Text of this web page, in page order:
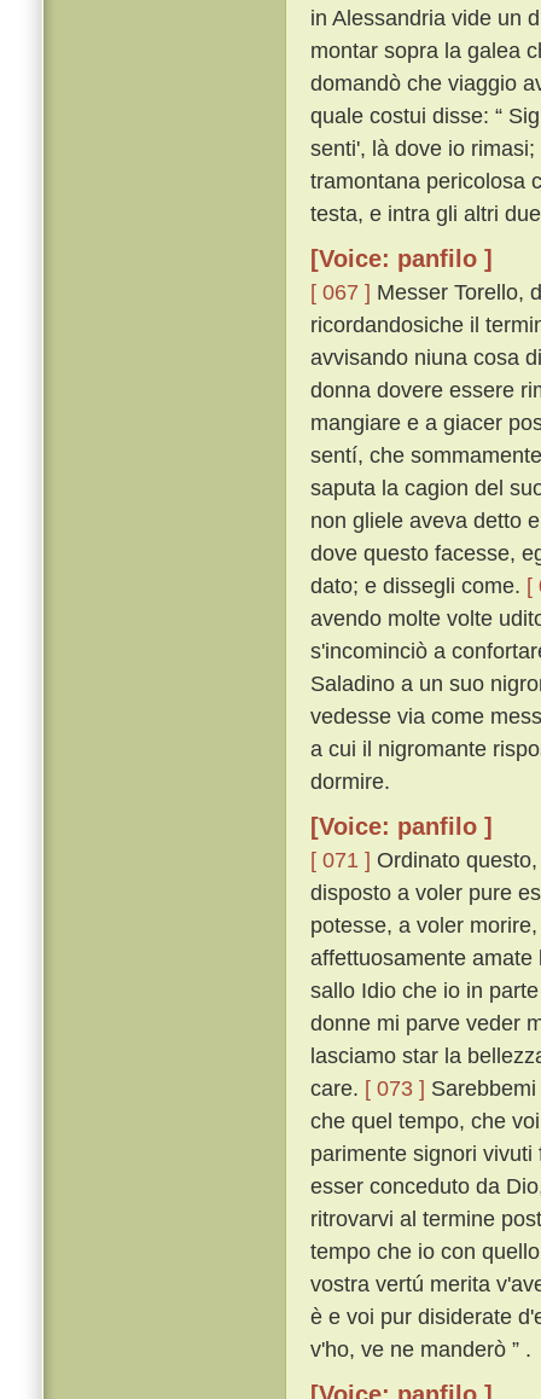
in Alessandria vide un
montar sopra la galea
domandò che viaggio
quale costui disse: “
senti', là dove io
tramontana pericolosa
testa, e intra gli altri
[Voice: panfilo ]
[ 067 ] Messer Torello,
ricordandosiche il
avvisando niuna cosa
donna dovere essere
mangiare e a giacer
sentí, che
saputa la cagion del
non gliele aveva detto
dove questo facesse,
dato; e dissegli come. [
avendo molte volte
s'incominciò a
Saladino a un suo
vedesse via come
a cui il nigromante
dormire.
[Voice: panfilo ]
[ 071 ] Ordinato
disposto a voler pure
potesse, a voler
affettuosamente
sallo Idio che io in
donne mi parve veder
lasciamo star la
care. [ 073 ]
che quel tempo, che
parimente signori
esser conceduto da
ritrovarvi al termine
tempo che io con
vostra vertú merita
è e voi pur disiderate
v'ho, ve ne manderò ” .